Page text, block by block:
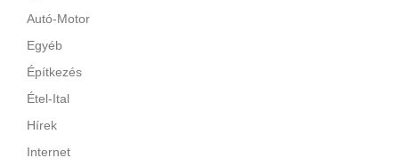
Autó-Motor
Egyéb
Építkezés
Étel-Ital
Hírek
Internet